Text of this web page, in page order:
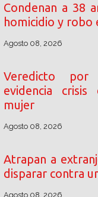
Condenan a 38
homicidio y robo
Agosto 08, 2026
Veredicto por
evidencia
mujer
Agosto 08, 2026
Atrapan a
disparar contra
Agosto 08, 2026